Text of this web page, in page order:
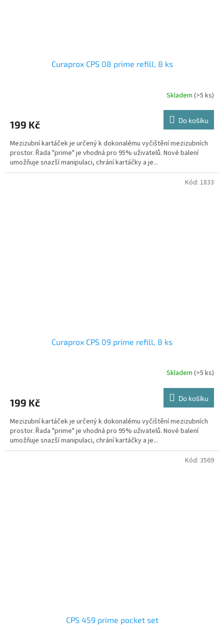
Curaprox CPS 08 prime refill, 8 ks
Skladem (>5 ks)
199 Kč Do košíku
Mezizubní kartáček je určený k dokonalému vyčištění mezizubních
prostor. Řada "prime" je vhodná pro 95% uživatelů. Nové balení
umožňuje snazší manipulaci, chrání kartáčky a je...
Curaprox CPS 09 prime refill, 8 ks
Skladem (>5 ks)
199 Kč Do košíku
Mezizubní kartáček je určený k dokonalému vyčištění mezizubních
prostor. Řada "prime" je vhodná pro 95% uživatelů. Nové balení
umožňuje snazší manipulaci, chrání kartáčky a je...
Kód: 1833
CPS 459 prime pocket set
Kód: 3569